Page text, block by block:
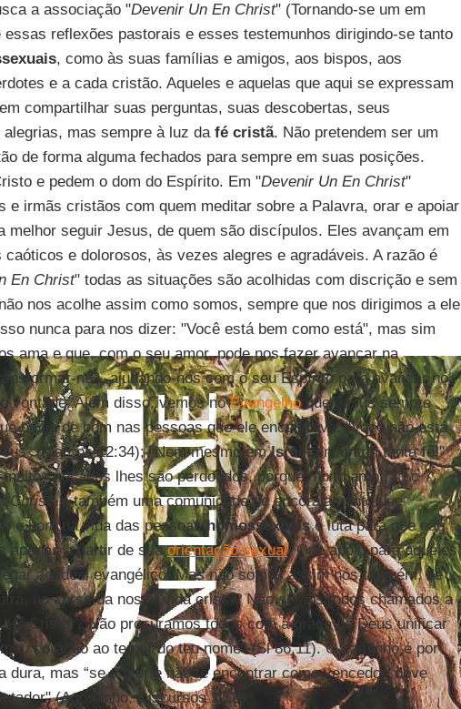
a associação "Devenir Un En Christ" (Tornando-se um em
essas reflexões pastorais e esses testemunhos dirigindo-se tanto
, como às suas famílias e amigos, aos bispos, aos
e a cada cristão. Aqueles e aquelas que aqui se expressam
compartilhar suas perguntas, suas descobertas, seus
mas sempre à luz da fé cristã. Não pretendem ser um
de forma alguma fechados para sempre em suas posições.
e pedem o dom do Espírito. Em "Devenir Un En Christ"
e irmãs cristãos com quem meditar sobre a Palavra, orar e apoiar
melhor seguir Jesus, de quem são discípulos. Eles avançam em
e dolorosos, às vezes alegres e agradáveis. A razão é
En Christ" todas as situações são acolhidas com discrição e sem
nos acolhe assim como somos, sempre que nos dirigimos a ele
nunca para nos dizer: "Você está bem como está", mas sim
ama e que, com o seu amor, pode nos fazer avançar na
nos, ajudando-nos com o seu Espírito para avançar no
vontade. Além disso, vemos noEvangelhoque Jesus sempre
havia de bom nas pessoas que ele encontrava: "Você não está
(Marcos 12:34); "Nem mesmo emIsraelencontrei tantafé!"
pecados lhes são perdoados, porque muito amou" (Lc 7,
Christ " é também uma comunidade de encorajamento que
e bom na vida das pessoashomossexuaise luta para que não
apenas a partir de suaorientação sexual. Que apoio para aqueles
ao ideal evangélico! Mas não somos assim nós também, de
no curso da nossa vida cristã? Não somos todos chamados a
Cristo"? Não procuramos todos com a graça de Deus unificar
coração ao temor do teu nome" (Sl 86,11). O caminho é por
dura, mas “se a morte não te encontrar como vencedor, deve
(Agostinho, Discursos 22.8).